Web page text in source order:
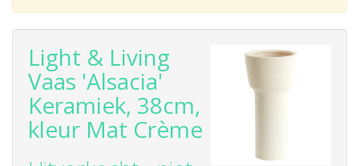
Light & Living
Vaas 'Alsacia'
Keramiek, 38cm,
kleur Mat Crème